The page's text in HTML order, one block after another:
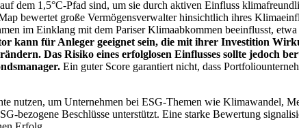
dem 1,5°C-Pfad sind, um sie durch aktiven Einfluss
bewertet große Vermögensverwalter hinsichtlich ihres
im Einklang mit dem Pariser Klimaabkommen beeinflusst,
kann für Anleger geeignet sein, die mit ihrer Investition
Das Risiko eines erfolglosen Einflusses sollte jedoch
Ein guter Score garantiert nicht, dass
nutzen, um Unternehmen bei ESG-Themen wie Klimawandel,
bezogene Beschlüsse unterstützt. Eine starke Bewertung